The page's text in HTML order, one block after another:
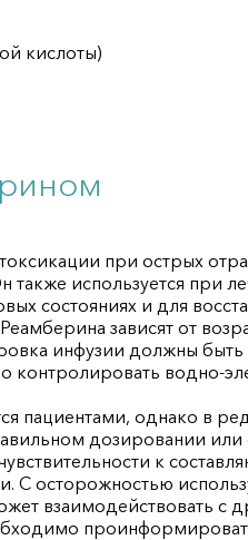
кислоты)
при острых
используется при
состояниях и для
зависят от
инфузии должны
водно-
однако в
дозировании или
к
осторожностью
взаимодействовать с